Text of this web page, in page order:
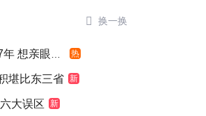
 换一换
亲眼看看 热
堪比东三省 新
大误区 新